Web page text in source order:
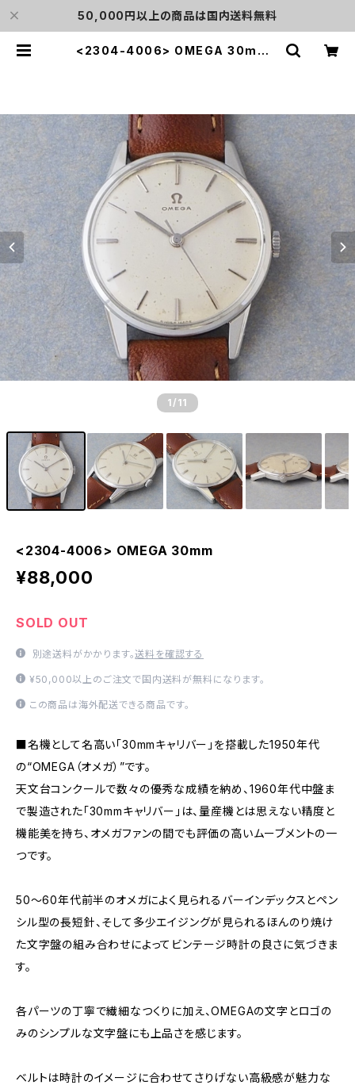
50,000円以上の商品は国内送料無料
<2304-4006> OMEGA 30mm |
1 /11
<2304-4006> OMEGA 30mm
¥88,000
SOLD OUT
別途送料がかかります。送料を確認する
¥50,000以上のご注文で国内送料が無料になります。
この商品は海外配送できる商品です。
■名機として名高い「30mmキャリバー」を搭載した1950年代
の“OMEGA（オメガ）”です。
天文台コンクールで数々の優秀な成績を納め、1960年代中盤ま
で製造された「30mmキャリバー」は、量産機とは思えない精度と
機能美を持ち、オメガファンの間でも評価の高いムーブメントの一
つです。
50～60年代前半のオメガによく見られるバーインデックスとペン
シル型の長短針、そして多少エイジングが見られるほんのり焼け
た文字盤の組み合わせによってビンテージ時計の良さに気づきま
す。
各パーツの丁寧で繊細なつくりに加え、OMEGAの文字とロゴの
みのシンプルな文字盤にも上品さを感じます。
ベルトは時計のイメージに合わせてさりげない高級感が魅力な